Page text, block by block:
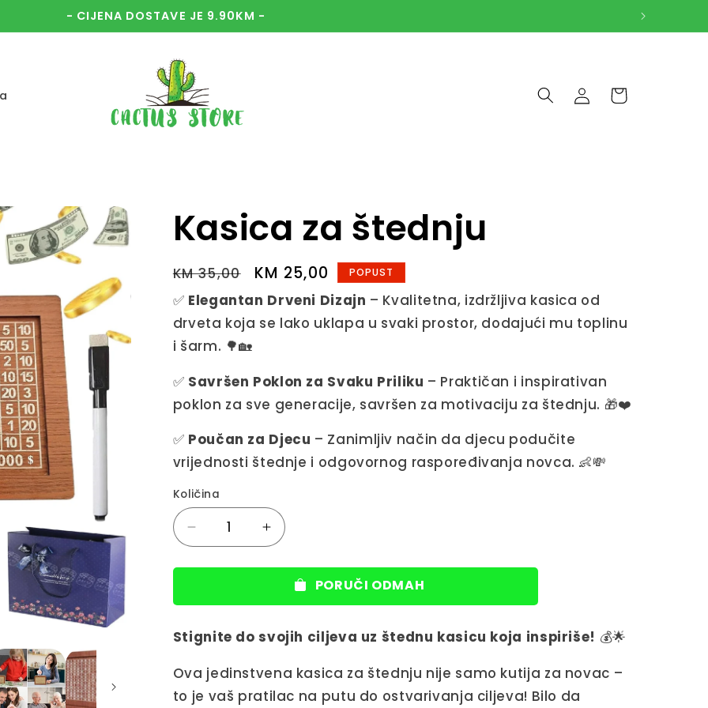
- CIJENA DOSTAVE JE 9.90KM -
Log
in
Cart
Kasica za štednju
Regular
price
KM 35,00
Sale
price
KM 25,00 POPUST
✅ Elegantan Drveni Dizajn – Kvalitetna, izdržljiva kasica od
drveta koja se lako uklapa u svaki prostor, dodajući mu toplinu
i šarm. 🌳🏡
✅ Savršen Poklon za Svaku Priliku – Praktičan i inspirativan
poklon za sve generacije, savršen za motivaciju za štednju. 🎁❤️
✅ Poučan za Djecu – Zanimljiv način da djecu podučite
vrijednosti štednje i odgovornog raspoređivanja novca. 👶💸
Količina
Decrease
quantity
for
za
Increase
quantity
for
Kasica
za
PORUČI ODMAH
Stignite do svojih ciljeva uz štednu kasicu koja inspiriše! 💰🌟
Ova jedinstvena kasica za štednju nije samo kutija za novac –
to je vaš pratilac na putu do ostvarivanja ciljeva! Bilo da